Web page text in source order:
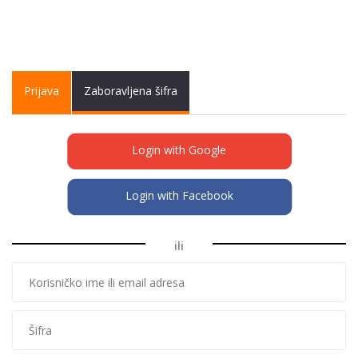
Primary tabs
Prijava (activeZaboravljena šifra
Login with Google
Login with Facebook
ili